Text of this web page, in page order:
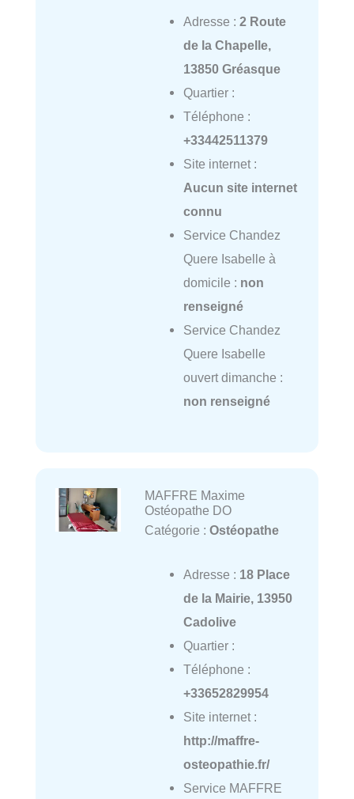
Adresse : 2 Route
de la Chapelle,
13850 Gréasque
Quartier :
Téléphone :
+33442511379
Site internet :
Aucun site internet
connu
Service Chandez
Quere Isabelle à
domicile : non
renseigné
Service Chandez
Quere Isabelle
ouvert dimanche :
non renseigné
MAFFRE Maxime
Ostéopathe DO
Catégorie : Ostéopathe
Adresse : 18 Place
de la Mairie, 13950
Cadolive
Quartier :
Téléphone :
+33652829954
Site internet :
http://maffre-
osteopathie.fr/
Service MAFFRE